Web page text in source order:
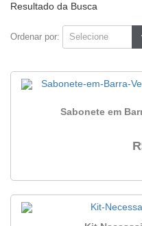
Resultado da Busca
Ordenar por:
Sabonete em